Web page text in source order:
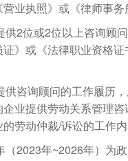
业执照》或《律师事务
供2位或2位以上咨询顾
证》或《法律职业资格证
供咨询顾问的工作履历
企业提供劳动关系管理
的劳动仲裁/诉讼的工作内
（2023年~2026年）为